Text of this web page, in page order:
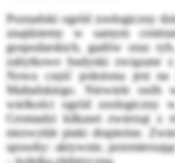
Poznański ogród zoologiczny
znajdziemy w samym
gospodarskich, gadów oraz
zabytkowe budynki związane
Nowa część położona jest
Maltańskiego. Niewiele
wielkości ogród zoologiczny
Gromadzi kilkaset zwierząt z
niezwykłe ptaki drapieżne.
sposoby: aktywnie,